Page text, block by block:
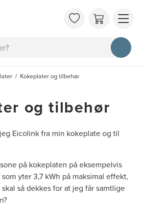
OM
FAQ
Kokeplater og tilbehør
og tilbehør
Eicolink fra min kokeplate og til
på kokeplaten på eksempelvis
yter 3,7 kWh på maksimal effekt,
så dekkes for at jeg får samtlige